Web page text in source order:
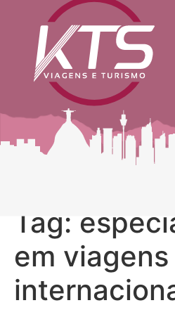
Tag:
em viagens